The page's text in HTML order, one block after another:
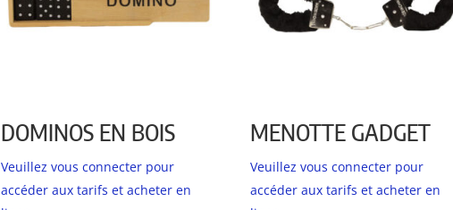
DOMINOS EN BOIS
Veuillez vous connecter pour
accéder aux tarifs et acheter en
MENOTTE GADGET
Veuillez vous connecter pour
accéder aux tarifs et acheter en